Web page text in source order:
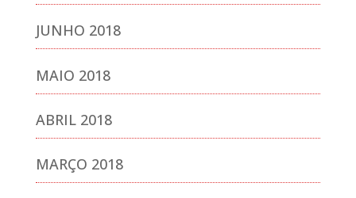
JUNHO 2018
MAIO 2018
ABRIL 2018
MARÇO 2018